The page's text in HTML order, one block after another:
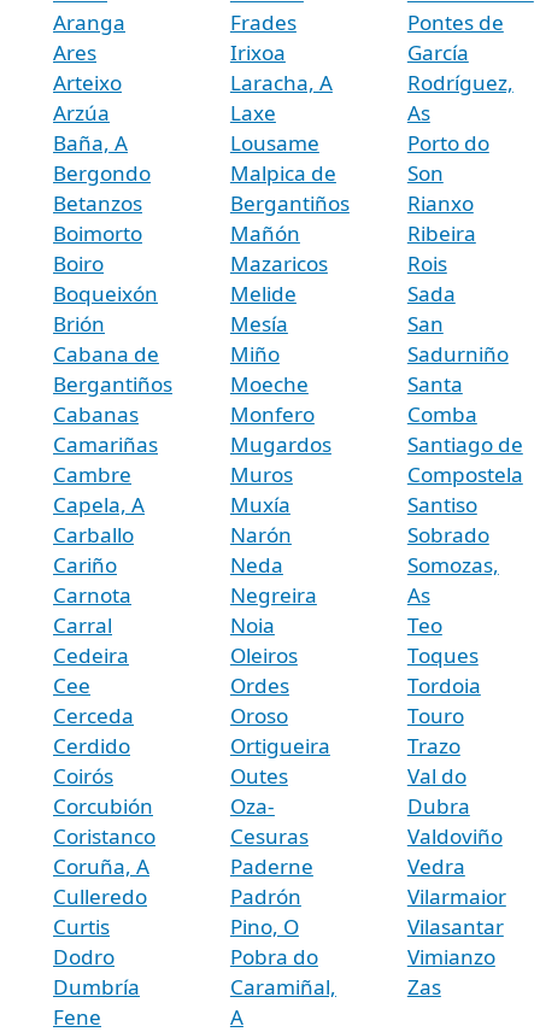
Aranga
Ares
Arteixo
Arzúa
Baña, A
Bergondo
Betanzos
Boimorto
Boiro
Boqueixón
Brión
Cabana de
Bergantiños
Cabanas
Camariñas
Cambre
Capela, A
Carballo
Cariño
Carnota
Carral
Cedeira
Cee
Cerceda
Cerdido
Coirós
Corcubión
Coristanco
Coruña, A
Culleredo
Curtis
Dodro
Dumbría
Fene
Frades
Irixoa
Laracha, A
Laxe
Lousame
Malpica de
Bergantiños
Mañón
Mazaricos
Melide
Mesía
Miño
Moeche
Monfero
Mugardos
Muros
Muxía
Narón
Neda
Negreira
Noia
Oleiros
Ordes
Oroso
Ortigueira
Outes
Oza-
Cesuras
Paderne
Padrón
Pino, O
Pobra do
Caramiñal,
A
Pontes de
García
Rodríguez,
As
Porto do
Son
Rianxo
Ribeira
Rois
Sada
San
Sadurniño
Santa
Comba
Santiago de
Compostela
Santiso
Sobrado
Somozas,
As
Teo
Toques
Tordoia
Touro
Trazo
Val do
Dubra
Valdoviño
Vedra
Vilarmaior
Vilasantar
Vimianzo
Zas